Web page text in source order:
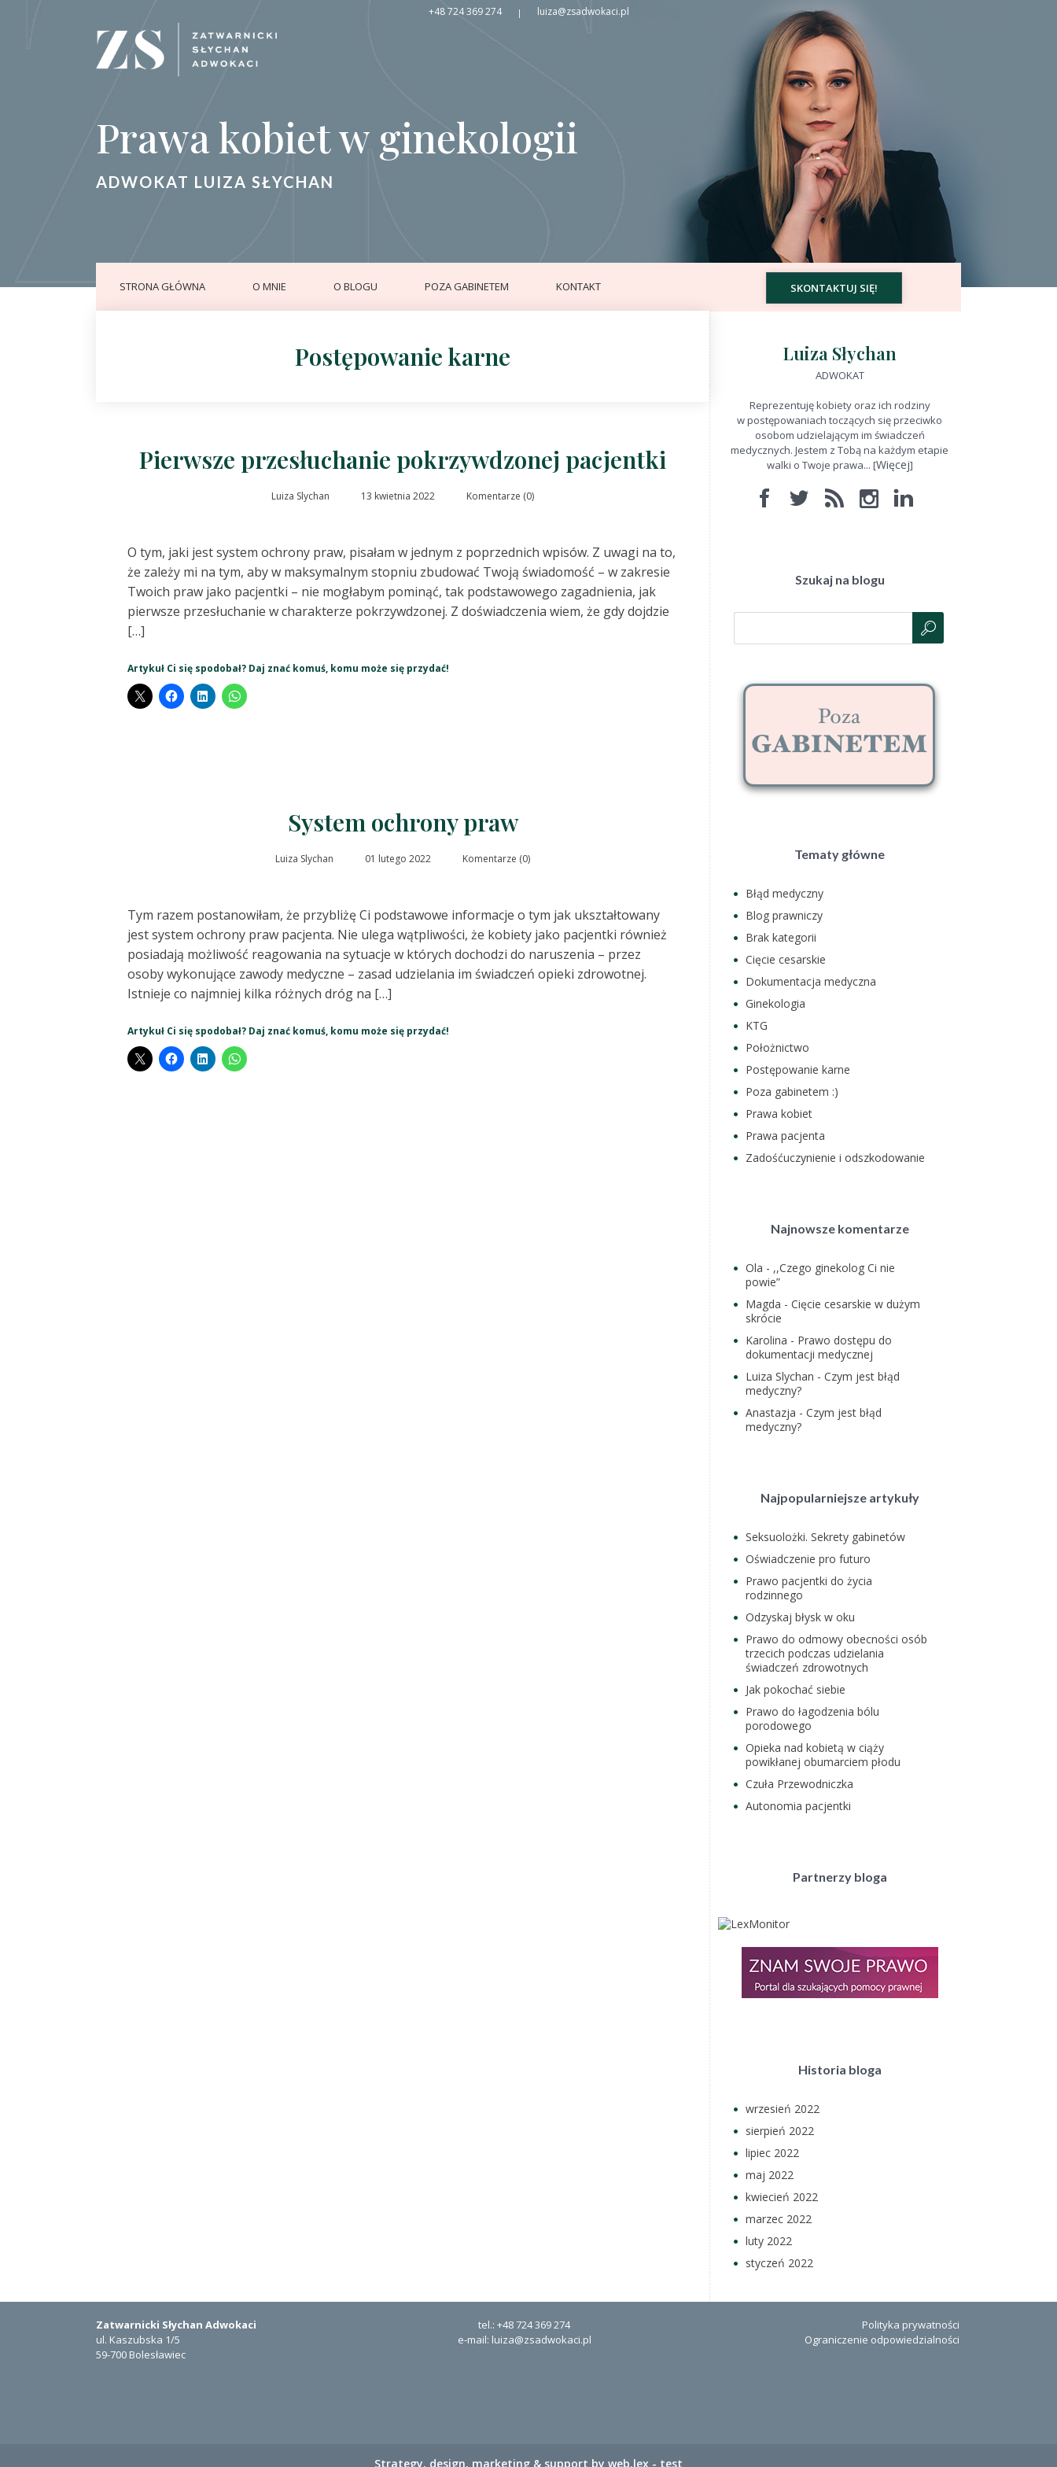
+48 724 369 274 | luiza@zsadwokaci.pl
Prawa kobiet w ginekologii
ADWOKAT LUIZA SŁYCHAN
STRONA GŁÓWNA O MNIE O BLOGU POZA GABINETEM KONTAKT SKONTAKTUJ SIĘ!
Postępowanie karne
Pierwsze przesłuchanie pokrzywdzonej pacjentki
Luiza Slychan 13 kwietnia 2022 Komentarze (0)
O tym, jaki jest system ochrony praw, pisałam w jednym z poprzednich wpisów. Z uwagi na to,
że zależy mi na tym, aby w maksymalnym stopniu zbudować Twoją świadomość – w zakresie
Twoich praw jako pacjentki – nie mogłabym pominąć, tak podstawowego zagadnienia, jak
pierwsze przesłuchanie w charakterze pokrzywdzonej. Z doświadczenia wiem, że gdy dojdzie
[…]
Artykuł Ci się spodobał? Daj znać komuś, komu może się przydać!
System ochrony praw
Luiza Slychan 01 lutego 2022 Komentarze (0)
Tym razem postanowiłam, że przybliżę Ci podstawowe informacje o tym jak ukształtowany
jest system ochrony praw pacjenta. Nie ulega wątpliwości, że kobiety jako pacjentki również
posiadają możliwość reagowania na sytuacje w których dochodzi do naruszenia – przez
osoby wykonujące zawody medyczne – zasad udzielania im świadczeń opieki zdrowotnej.
Istnieje co najmniej kilka różnych dróg na […]
Artykuł Ci się spodobał? Daj znać komuś, komu może się przydać!
Luiza Słychan
ADWOKAT
Reprezentuję kobiety oraz ich rodziny
w postępowaniach toczących się przeciwko
osobom udzielającym im świadczeń
medycznych. Jestem z Tobą na każdym etapie
walki o Twoje prawa... [Więcej]
Szukaj na blogu
Tematy główne
Błąd medyczny
Blog prawniczy
Brak kategorii
Cięcie cesarskie
Dokumentacja medyczna
Ginekologia
KTG
Położnictwo
Postępowanie karne
Poza gabinetem :)
Prawa kobiet
Prawa pacjenta
Zadośćuczynienie i odszkodowanie
Najnowsze komentarze
Ola - ,,Czego ginekolog Ci nie
powie”
Magda - Cięcie cesarskie w dużym
skrócie
Karolina - Prawo dostępu do
dokumentacji medycznej
Luiza Slychan - Czym jest błąd
medyczny?
Anastazja - Czym jest błąd
medyczny?
Najpopularniejsze artykuły
Seksuolożki. Sekrety gabinetów
Oświadczenie pro futuro
Prawo pacjentki do życia
rodzinnego
Odzyskaj błysk w oku
Prawo do odmowy obecności osób
trzecich podczas udzielania
świadczeń zdrowotnych
Jak pokochać siebie
Prawo do łagodzenia bólu
porodowego
Opieka nad kobietą w ciąży
powikłanej obumarciem płodu
Czuła Przewodniczka
Autonomia pacjentki
Partnerzy bloga
Historia bloga
wrzesień 2022
sierpień 2022
lipiec 2022
maj 2022
kwiecień 2022
marzec 2022
luty 2022
styczeń 2022
Zatwarnicki Słychan Adwokaci
ul. Kaszubska 1/5
59-700 Bolesławiec
tel.: +48 724 369 274
e-mail: luiza@zsadwokaci.pl
Polityka prywatności
Ograniczenie odpowiedzialności
Strategy, design, marketing & support by web.lex - test